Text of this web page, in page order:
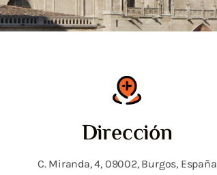
Dirección
C. Miranda, 4, 09002, Burgos, España